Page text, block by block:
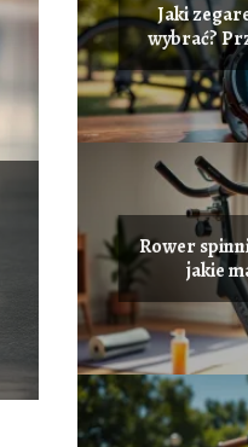
Jaki
wybrać?
Rower
jakie